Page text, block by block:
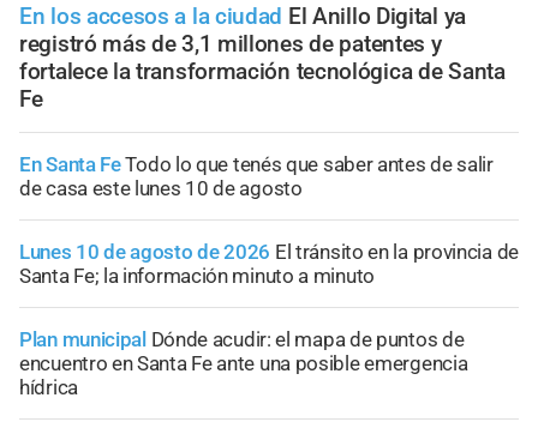
En los accesos a la ciudad El Anillo Digital ya
registró más de 3,1 millones de patentes y
fortalece la transformación tecnológica de Santa
Fe
En Santa FeTodo lo que tenés que saber antes de salir
de casa este lunes 10 de agosto
Lunes 10 de agosto de 2026 El tránsito en la provincia de
Santa Fe; la información minuto a minuto
Plan municipal Dónde acudir: el mapa de puntos de
encuentro en Santa Fe ante una posible emergencia
hídrica